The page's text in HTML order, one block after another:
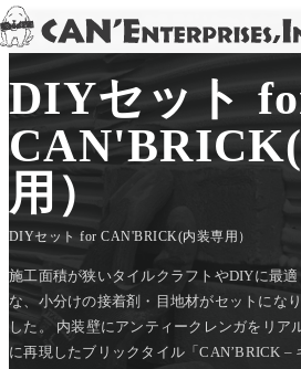
Skip to content
TOP / PRODUCT /
DIYセット for CAN'BRICK(内装専用）
DIYセット
用）
DIYセット for CAN'BRICK(内装専用）
施工面積が狭いタイルクラフトやDIYに最適
な、小分けの接着剤・目地材がセットにな
した。 内装壁にアンティークレンガをリア
に再現したブリックタイル「CAN’BRICK –